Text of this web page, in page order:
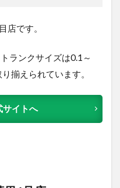
です。
ランクサイズは0.1～
揃えられています。
サイトへ